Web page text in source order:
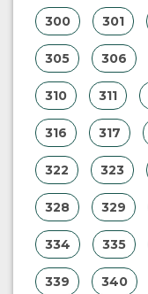
300 301
305 306
310 311
316 317
322 323
328 329
334 335
339 340